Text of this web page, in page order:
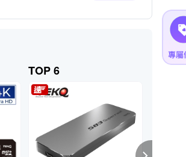
TOP 6